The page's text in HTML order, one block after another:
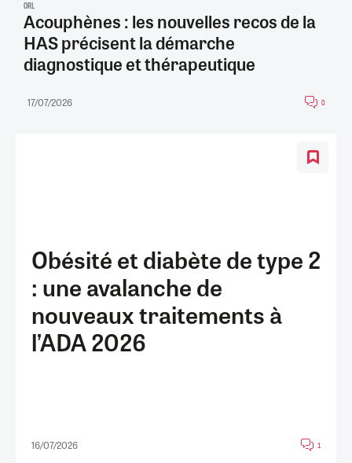
ORL
Acouphènes : les nouvelles recos de la
HAS précisent la démarche
diagnostique et thérapeutique
17/07/2026 0
Obésité et diabète de type 2
: une avalanche de
nouveaux traitements à
l’ADA 2026
16/07/2026 1